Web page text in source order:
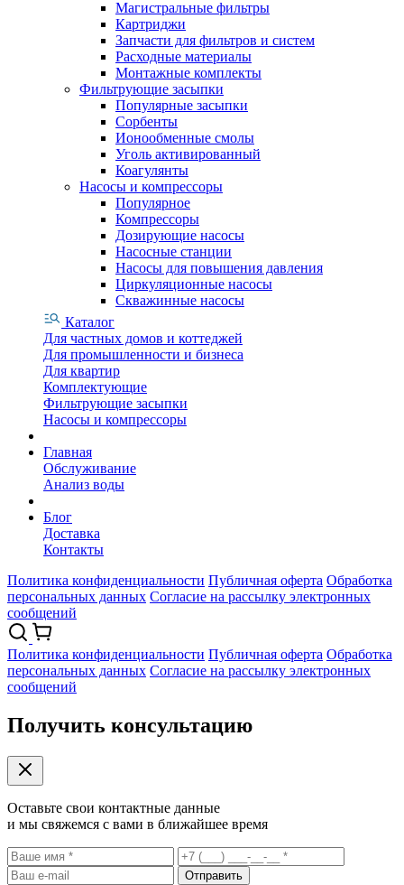
Магистральные фильтры
Картриджи
Запчасти для фильтров и систем
Расходные материалы
Монтажные комплекты
Фильтрующие засыпки
Популярные засыпки
Сорбенты
Ионообменные смолы
Уголь активированный
Коагулянты
Насосы и компрессоры
Популярное
Компрессоры
Дозирующие насосы
Насосные станции
Насосы для повышения давления
Циркуляционные насосы
Скважинные насосы
Каталог
Для частных домов и коттеджей
Для промышленности и бизнеса
Для квартир
Комплектующие
Фильтрующие засыпки
Насосы и компрессоры
Главная
Обслуживание
Анализ воды
Блог
Доставка
Контакты
Политика конфиденциальности Публичная оферта Обработка
персональных данных Согласие на рассылку электронных
сообщений
Политика конфиденциальности Публичная оферта Обработка
персональных данных Согласие на рассылку электронных
сообщений
Получить консультацию
Оставьте свои контактные данные
и мы свяжемся с вами в ближайшее время
Отправить